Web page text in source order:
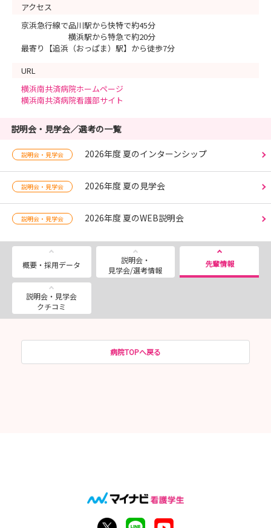
アクセス
京浜急行線で品川駅から快特で約45分
横浜駅から特急で約20分
最寄り【追浜（おっぱま）駅】から徒歩7分
URL
横浜南共済病院ホームページ
横浜南共済病院看護部サイト
説明会・見学会／選考の一覧
説明会・見学会 2026年度 夏のインターンシップ
説明会・見学会 2026年度 夏の見学会
説明会・見学会 2026年度 夏のWEB説明会
概要・採用データ
説明会・
見学会/選考情報
先輩情報
説明会・見学会
クチコミ
病院TOPへ戻る